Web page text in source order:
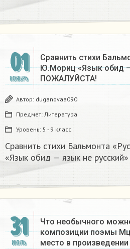
01
НОЯБРЬ
Сравнить стихи
Ю.Мориц «Язык обид
ПОЖАЛУЙСТА!
Автор: duganovaa090
Предмет: Литература
Уровень: 5 - 9 класс
Сравнить стихи Бальмонта
«Язык обид — язык не
31
ИЮЛЬ
Что необычного
композиции поэмы
место в